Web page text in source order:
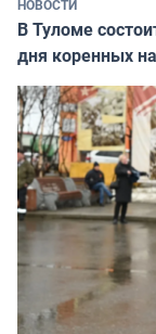
НОВОСТИ
В Туломе
дня коренных